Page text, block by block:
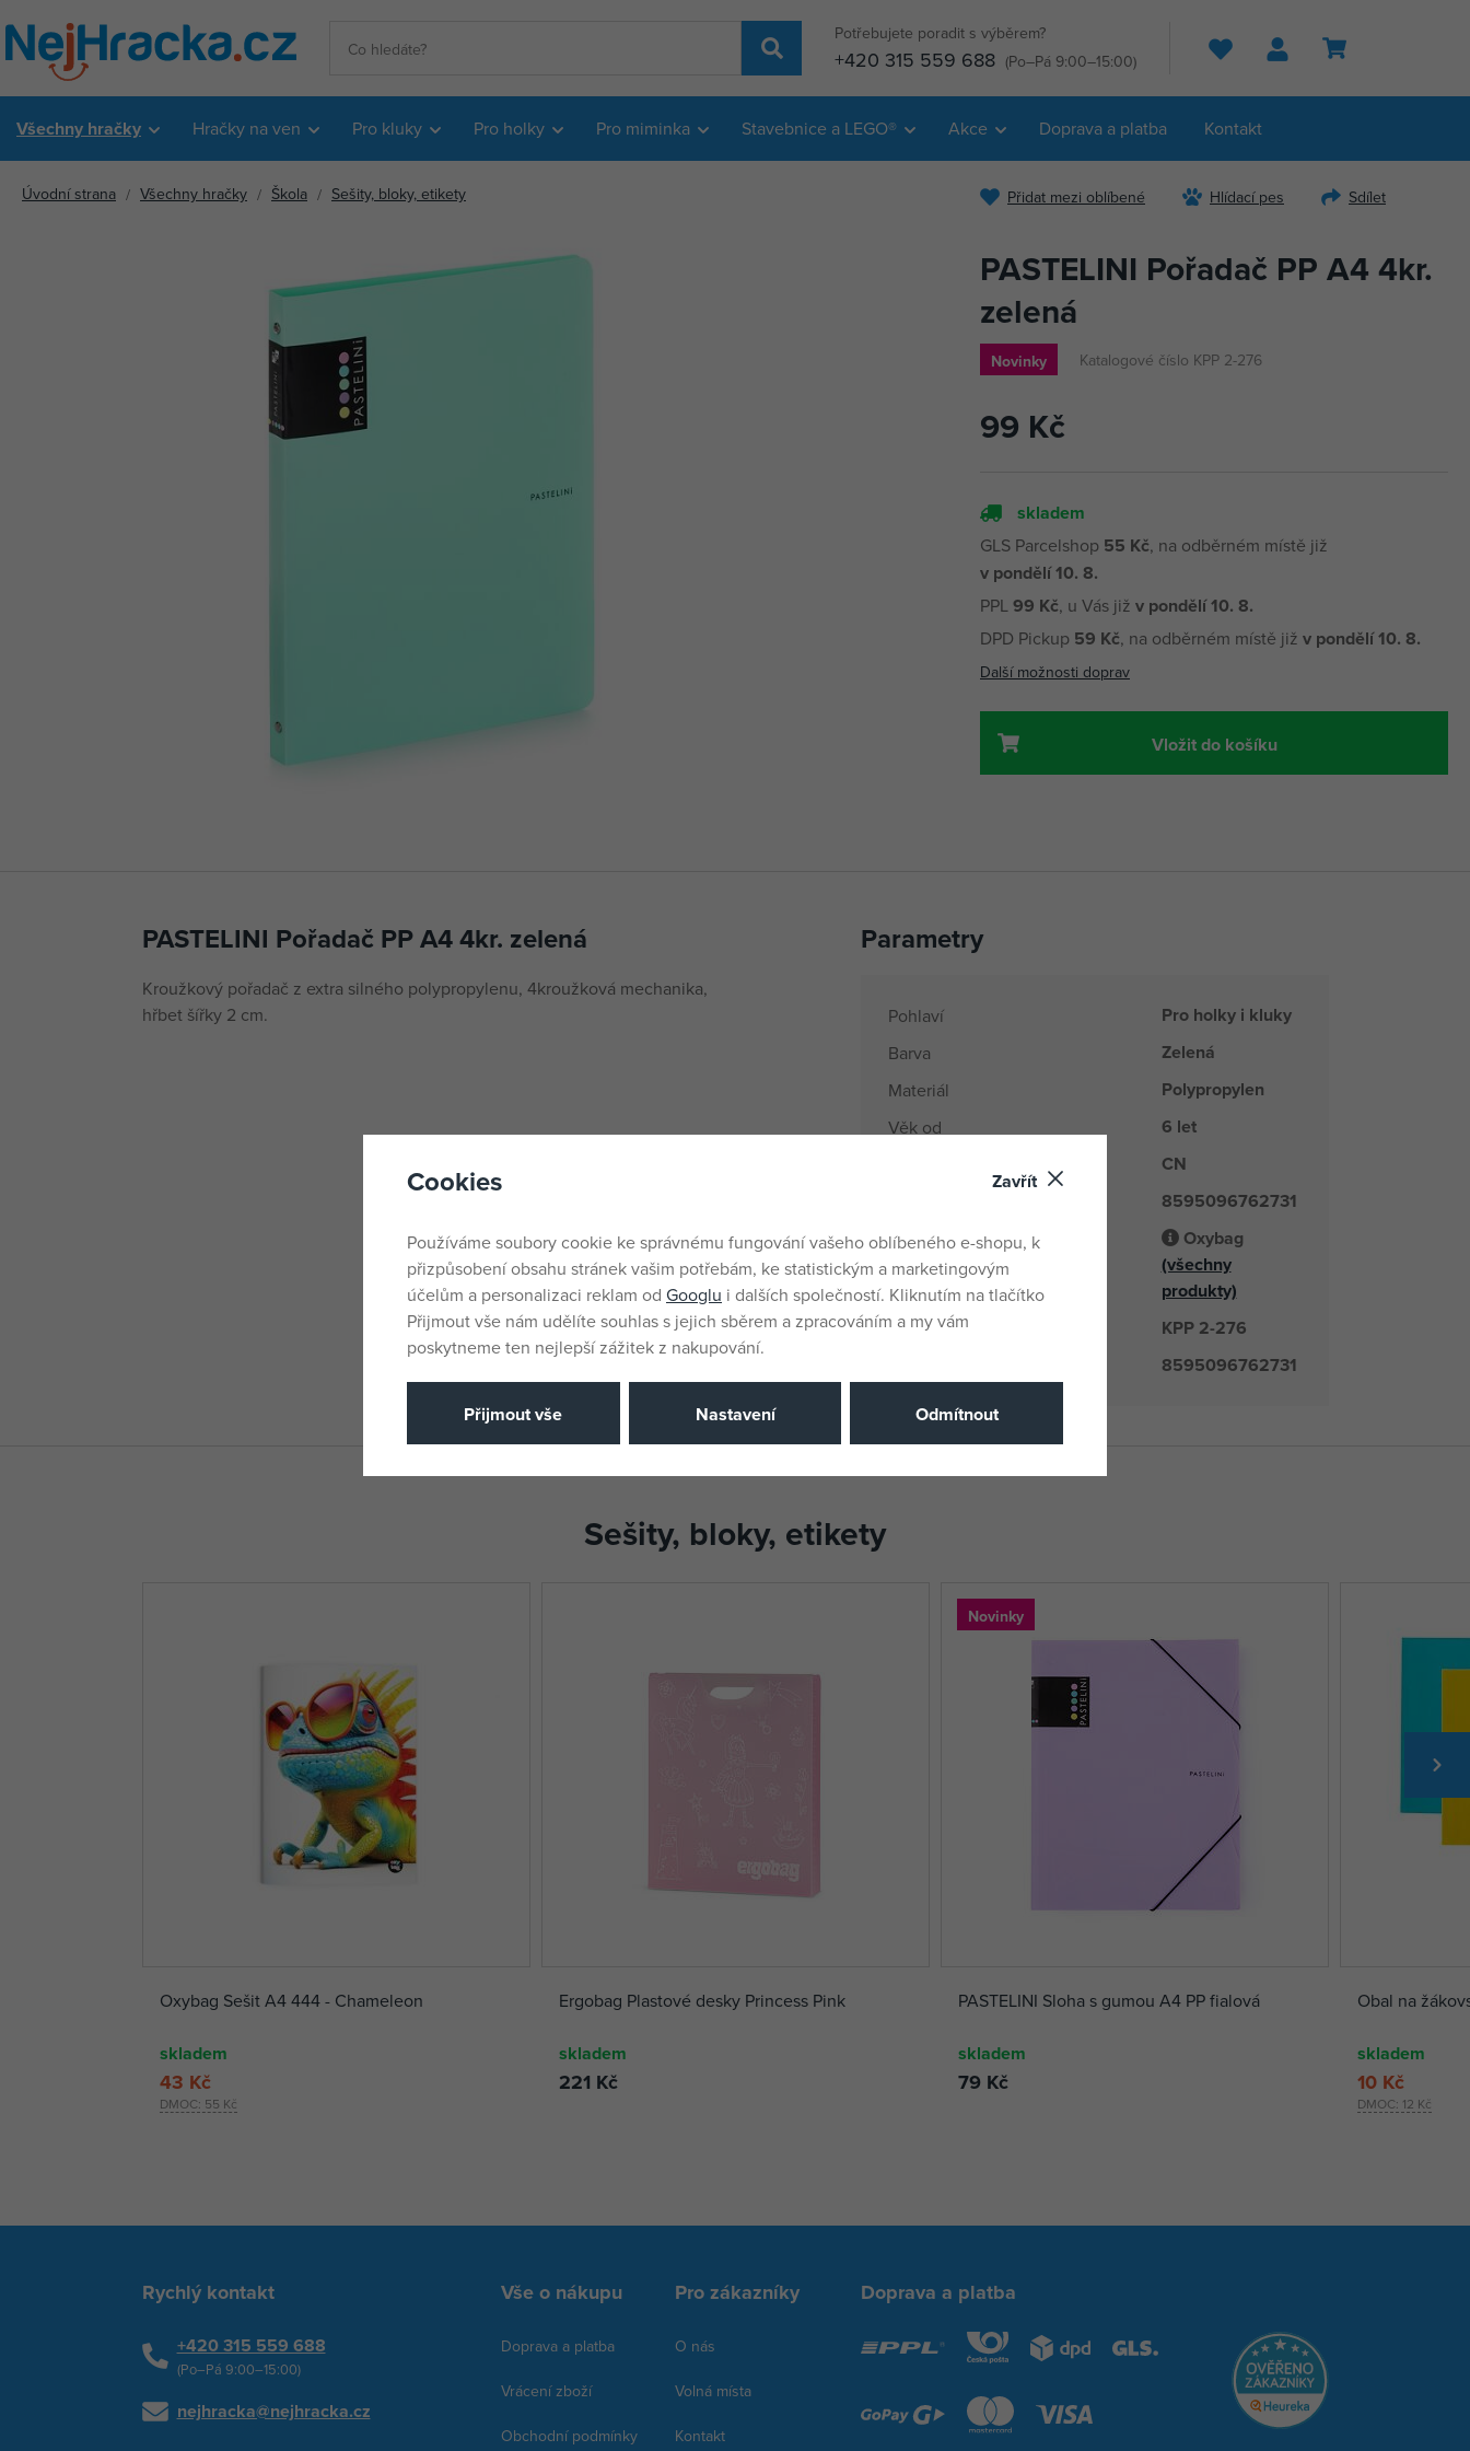
Potřebujete poradit s výběrem?
+420 315 559 688 (Po–Pá 9:00–15:00) Hledat
Všechny hračky Hračky na ven Pro kluky Pro holky Pro miminka Stavebnice a LEGO® Akce Doprava a platba Kontakt
Úvodní strana Všechny hračky Škola Sešity, bloky, etikety Přidat mezi oblíbené Hlídací pes Sdílet
PASTELINI Pořadač PP A4 4kr.
zelená
Novinky Katalogové číslo KPP 2-276
99 Kč
skladem
GLS Parcelshop 55 Kč, na odběrném místě již
v pondělí 10. 8.
PPL99 Kč, u Vás již v pondělí 10. 8.
DPD Pickup 59 Kč, na odběrném místě již v pondělí 10. 8.
Další možnosti doprav
Vložit do košíku
PASTELINI Pořadač PP A4 4kr. zelená
Kroužkový pořadač z extra silného polypropylenu, 4kroužková mechanika,
hřbet šířky 2 cm.
Parametry
Pohlaví Pro holky i kluky
Barva Zelená
Materiál Polypropylen
Věk od 6 let
CN
8595096762731
Výrobce / Dodavatel
Oxybag
(všechny
produkty)
Katalogové číslo KPP 2-276
8595096762731
Sešity, bloky, etikety
Oxybag Sešit A4 444 - Chameleon
skladem
DMOC: 55 Kč
43 Kč
Ergobag Plastové desky Princess Pink
skladem
221 Kč
Novinky
PASTELINI Sloha s gumou A4 PP fialová
skladem
79 Kč
Obal na
skladem
DMOC: 12 Kč
10 Kč
Rychlý kontakt
+420 315 559 688
(Po–Pá 9:00–15:00)
nejhracka@nejhracka.cz
Vše o nákupu
Doprava a platba
Vrácení zboží
Obchodní podmínky
Pro zákazníky
O nás
Volná místa
Kontakt
Doprava a platba
Cookies Zavřít
Používáme soubory cookie ke správnému fungování vašeho oblíbeného e-shopu, k
přizpůsobení obsahu stránek vašim potřebám, ke statistickým a marketingovým
účelům a personalizaci reklam od Googlu i dalších společností. Kliknutím na tlačítko
Přijmout vše nám udělíte souhlas s jejich sběrem a zpracováním a my vám
poskytneme ten nejlepší zážitek z nakupování.
Přijmout vše Nastavení Odmítnout